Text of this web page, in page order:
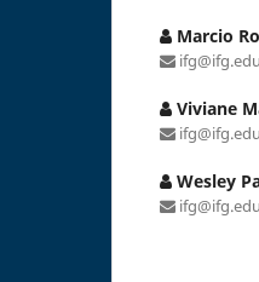
Marcio
Viviane
Wesley